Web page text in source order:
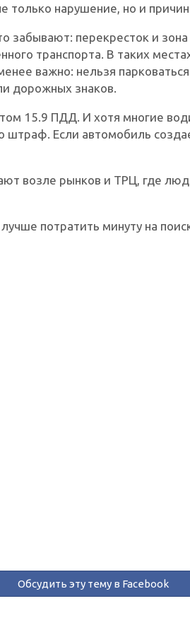
только нарушение, но и
забывают: перекресток и
транспорта. В таких
важно: нельзя
дорожных знаков.
15.9 ПДД. И хотя многие
штраф. Если автомобиль
возле рынков и ТРЦ, где
потратить минуту на
Обсудить эту тему в Facebook